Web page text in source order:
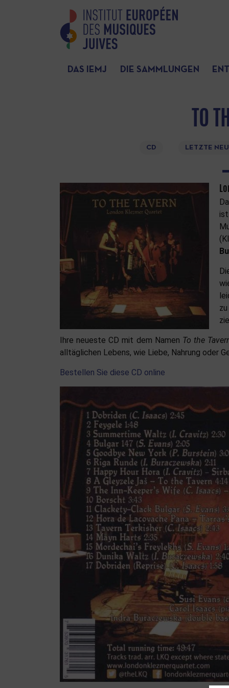
DAS IEMJ DIE SAMMLUNGEN
TO
CD LETZTE
Ihre neueste CD mit dem Namen To the
alltäglichen Lebens, wie Liebe, Nahrung oder
Bestellen Sie diese CD online